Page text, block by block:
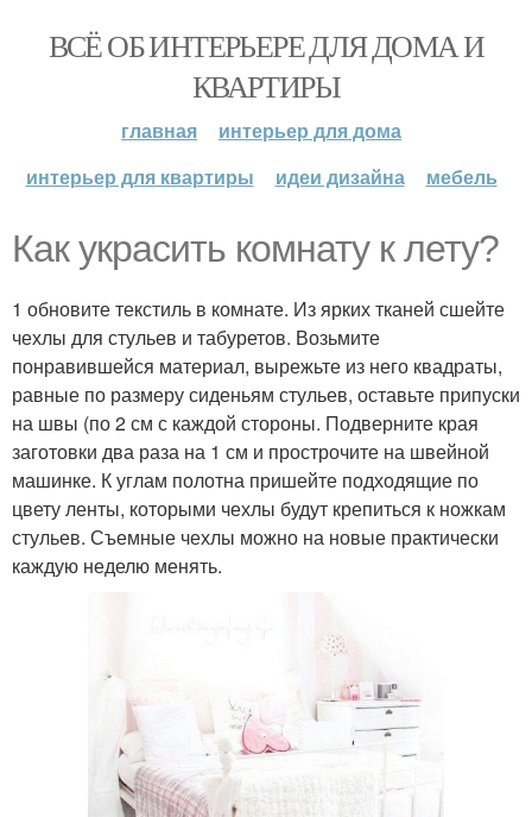
ВСЁ ОБ ИНТЕРЬЕРЕ ДЛЯ ДОМА И
КВАРТИРЫ
главная
интерьер для дома
интерьер для квартиры
идеи дизайна мебель
Как украсить комнату к лету?
1 обновите текстиль в комнате. Из ярких тканей сшейте
чехлы для стульев и табуретов. Возьмите
понравившейся материал, вырежьте из него квадраты,
равные по размеру сиденьям стульев, оставьте припуски
на швы (по 2 см с каждой стороны. Подверните края
заготовки два раза на 1 см и прострочите на швейной
машинке. К углам полотна пришейте подходящие по
цвету ленты, которыми чехлы будут крепиться к ножкам
стульев. Съемные чехлы можно на новые практически
каждую неделю менять.